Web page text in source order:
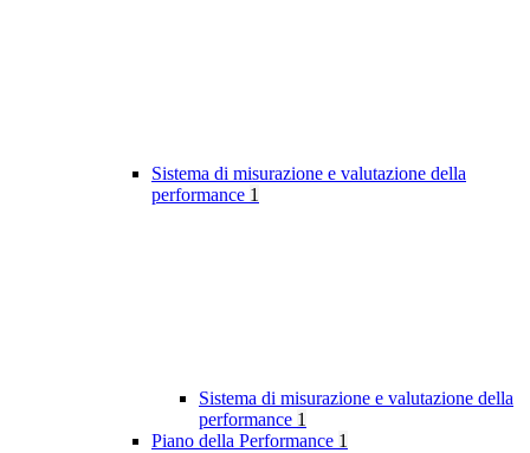
Sistema di misurazione e valutazione della
performance 1
Sistema di misurazione e valutazione della
performance 1
Piano della Performance 1